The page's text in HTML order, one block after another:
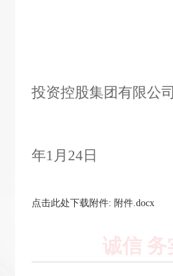
投资控股集团有限公司
年1月24日
点击此处下载附件: 附件.docx